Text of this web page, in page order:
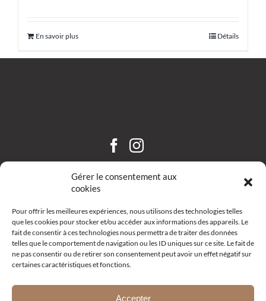
Gérer le consentement aux
cookies
Pour offrir les meilleures expériences, nous utilisons des technologies telles
que les cookies pour stocker et/ou accéder aux informations des appareils. Le
fait de consentir à ces technologies nous permettra de traiter des données
telles que le comportement de navigation ou les ID uniques sur ce site. Le fait de
ne pas consentir ou de retirer son consentement peut avoir un effet négatif sur
certaines caractéristiques et fonctions.
Accepter
En savoir plus Détails
13111 Coudoux
+33 (0)4 42 52 10 68